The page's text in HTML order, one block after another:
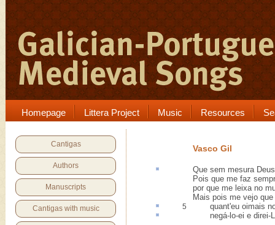
Homepage Littera Project Music Resources
Cantigas
Authors
Manuscripts
Cantigas with music
Vasco Gil
Que sem mesura
Pois que me faz
por que me leixa no
Mais pois me vejo
5 quant'eu oimais
negá-lo-ei e direi-